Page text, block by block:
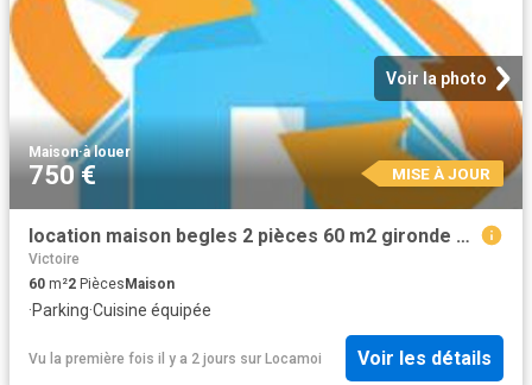
Voir la photo
Maison·à louer
750 € MISE À JOUR
location maison begles 2 pièces 60 m2 gironde 33130 750 € / mois
Victoire
60 m²2 Pièces Maison
·Parking·Cuisine équipée
Vu la première fois il y a 2 jours sur Locamoi Voir les détails